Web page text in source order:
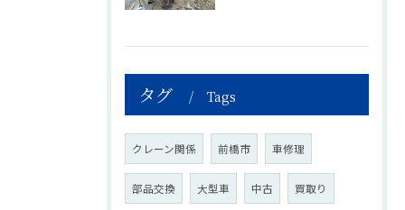
タグ Tags
クレーン関係 前橋市 車修理
部品交換 大型車 中古 買取り